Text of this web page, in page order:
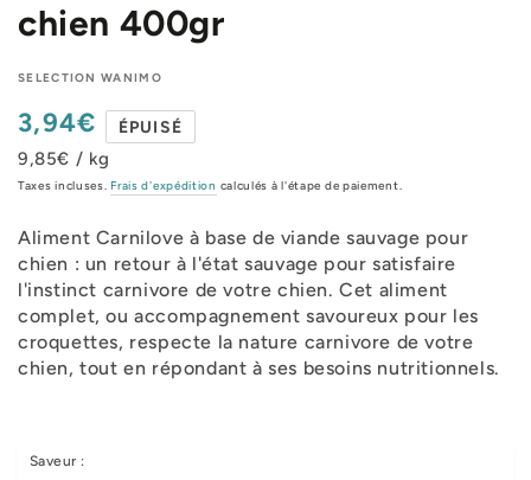
chien 400gr
SELECTION WANIMO
Prix
normal
3,94€ ÉPUISÉ
9,85€ / kg
Taxes incluses. Frais d'expédition calculés à l'étape de paiement.
Aliment Carnilove à base de viande sauvage pour
chien : un retour à l'état sauvage pour satisfaire
l'instinct carnivore de votre chien. Cet aliment
complet, ou accompagnement savoureux pour les
croquettes, respecte la nature carnivore de votre
chien, tout en répondant à ses besoins nutritionnels.
Saveur :